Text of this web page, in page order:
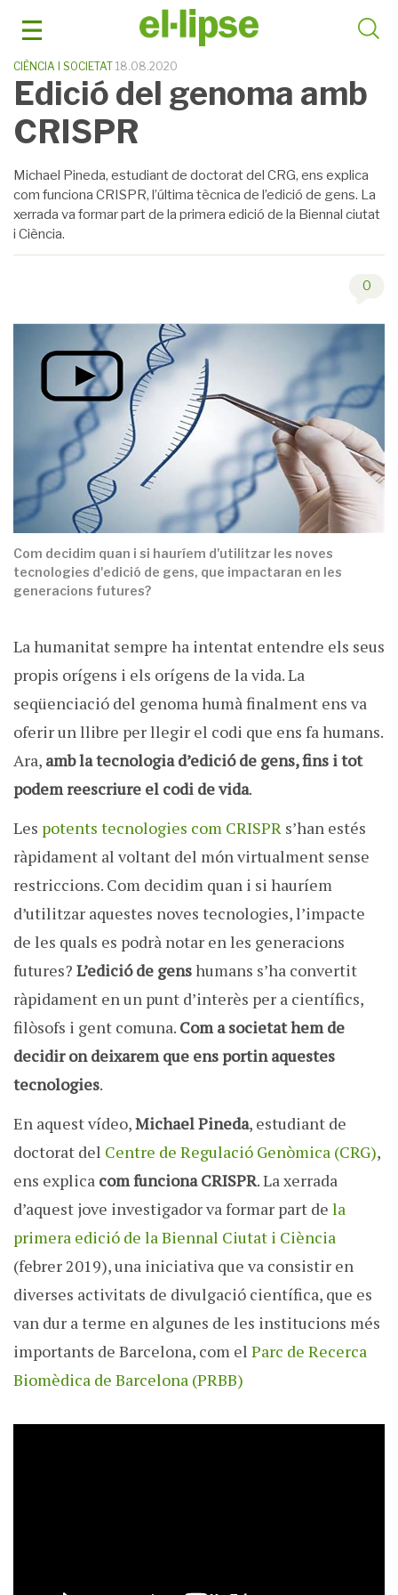
CIÈNCIA I SOCIETAT 18.08.2020
Edició del genoma amb
CRISPR
Michael Pineda, estudiant de doctorat del CRG, ens explica
com funciona CRISPR, l’última tècnica de l’edició de gens. La
xerrada va formar part de la primera edició de la Biennal ciutat
i Ciència.
0
Com decidim quan i si hauríem d'utilitzar les noves
tecnologies d'edició de gens, que impactaran en les
generacions futures?
La humanitat sempre ha intentat entendre els seus
propis orígens i els orígens de la vida. La
seqüenciació del genoma humà finalment ens va
oferir un llibre per llegir el codi que ens fa humans.
Ara, amb la tecnologia d’edició de gens, fins i tot
podem reescriure el codi de vida.
Les potents tecnologies com CRISPR s’han estés
ràpidament al voltant del món virtualment sense
restriccions. Com decidim quan i si hauríem
d’utilitzar aquestes noves tecnologies, l’impacte
de les quals es podrà notar en les generacions
futures? L’edició de genshumans s’ha convertit
ràpidament en un punt d’interès per a científics,
filòsofs i gent comuna. Com a societat hem de
decidir on deixarem que ens portinaquestes
tecnologies.
En aquest vídeo,Michael Pineda, estudiant de
doctorat del Centre de Regulació Genòmica (CRG),
ens explica com funciona CRISPR. La xerrada
d’aquest jove investigador va formar part de la
primera edició de la Biennal Ciutat i Ciència
(febrer 2019), una iniciativa que va consistir en
diverses activitats de divulgació científica, que es
van dur a terme en algunes de les institucions més
importants de Barcelona, com el Parc de Recerca
Biomèdica de Barcelona (PRBB)